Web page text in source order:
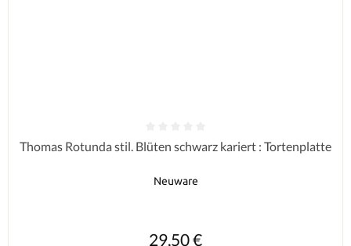
Durchschnittliche Bewertung von 0 von 5 Sternen
Thomas Rotunda stil. Blüten schwarz kariert : Tortenplatte
Neuware
29,50 €